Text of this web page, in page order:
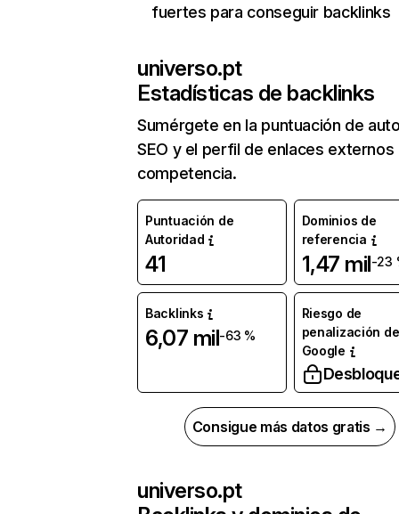
fuertes para conseguir backlinks
universo.pt
Estadísticas de backlinks
Sumérgete en la puntuación de
SEO y el perfil de enlaces externos
competencia.
Puntuación de
Autoridad
41
Dominios de
referencia
1,47 mil-23
Backlinks
6,07 mil-63 %
Riesgo de
penalización de
Google
Consigue más datos gratis →
universo.pt